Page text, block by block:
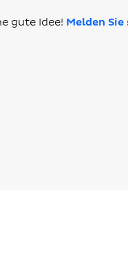
gute Idee! Melden